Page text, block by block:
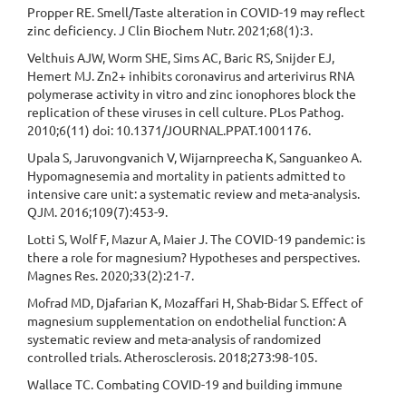
Propper RE. Smell/Taste alteration in COVID-19 may reflect
zinc deficiency. J Clin Biochem Nutr. 2021;68(1):3.
Velthuis AJW, Worm SHE, Sims AC, Baric RS, Snijder EJ,
Hemert MJ. Zn2+ inhibits coronavirus and arterivirus RNA
polymerase activity in vitro and zinc ionophores block the
replication of these viruses in cell culture. PLos Pathog.
2010;6(11) doi: 10.1371/JOURNAL.PPAT.1001176.
Upala S, Jaruvongvanich V, Wijarnpreecha K, Sanguankeo A.
Hypomagnesemia and mortality in patients admitted to
intensive care unit: a systematic review and meta-analysis.
QJM. 2016;109(7):453-9.
Lotti S, Wolf F, Mazur A, Maier J. The COVID-19 pandemic: is
there a role for magnesium? Hypotheses and perspectives.
Magnes Res. 2020;33(2):21-7.
Mofrad MD, Djafarian K, Mozaffari H, Shab-Bidar S. Effect of
magnesium supplementation on endothelial function: A
systematic review and meta-analysis of randomized
controlled trials. Atherosclerosis. 2018;273:98-105.
Wallace TC. Combating COVID-19 and building immune